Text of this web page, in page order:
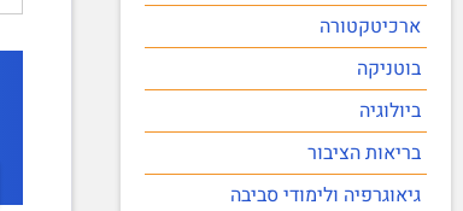
ארכיטקטורה
בוטניקה
ביולוגיה
בריאות הציבור
גיאוגרפיה ולימודי סביבה